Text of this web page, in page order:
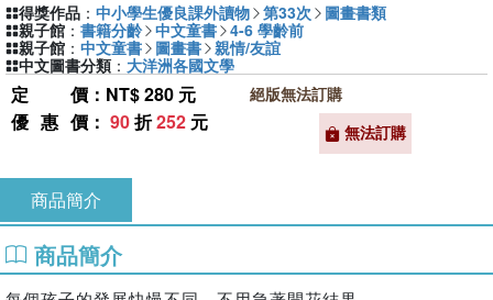
定價 ：NT$ 280 元
優惠價 ： 90折252 元
絕版無法訂購
無法訂購
得獎作品 ： 中小學生優良課外讀物 第33次
圖畫書類
親子館 ： 書籍分齡 中文童書 4-6 學齡前
親子館 ： 中文童書 圖畫書 親情/友誼
中文圖書分類 ： 大洋洲各國文學
商品簡介
商品簡介